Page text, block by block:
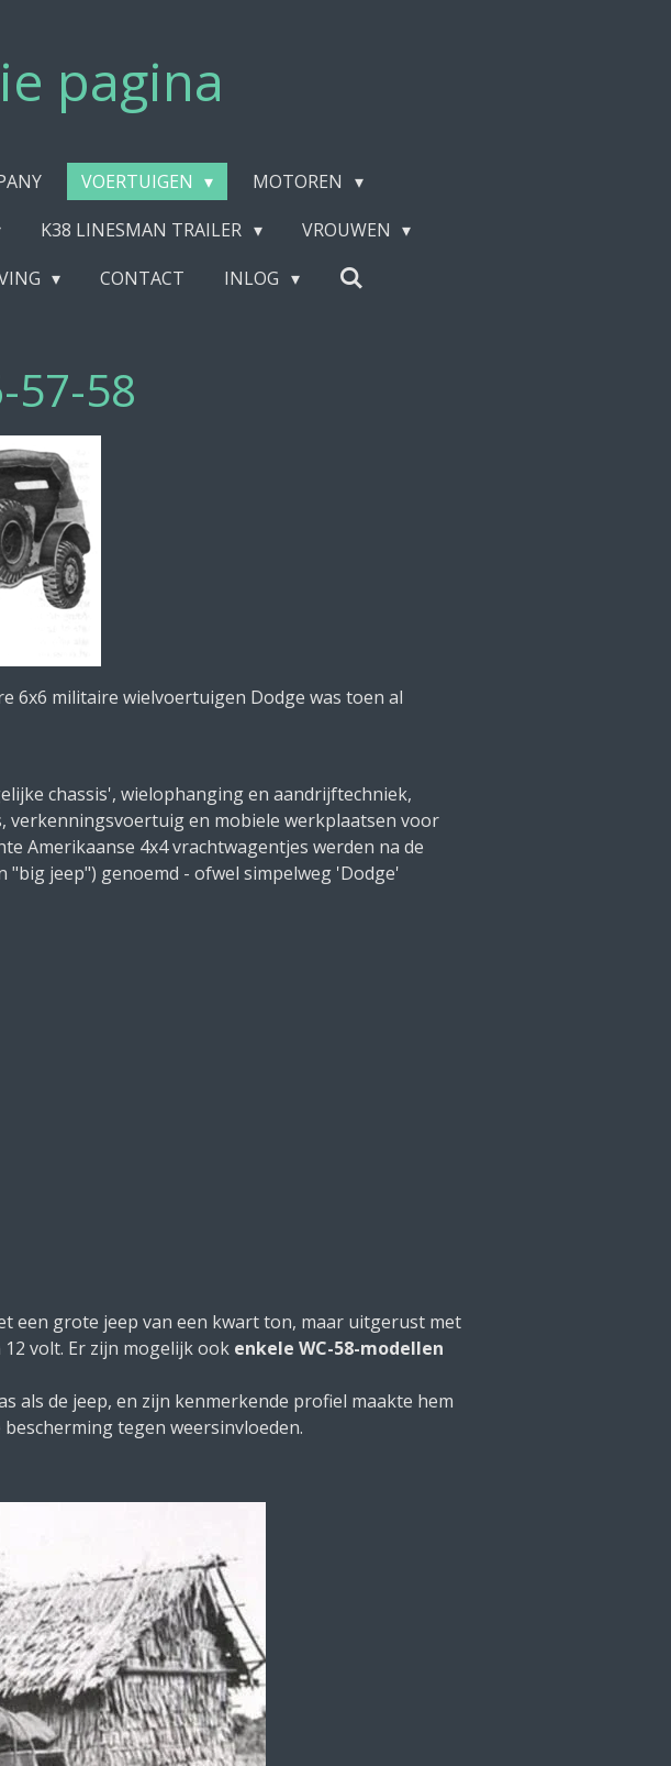
pagina
VOERTUIGEN
MOTOREN
K38 LINESMAN TRAILER
VROUWEN
CONTACT INLOG
57-58
6x6 militaire wielvoertuigen Dodge was toen al
chassis', wielophanging en aandrijftechniek,
verkenningsvoertuig en mobiele werkplaatsen voor
Amerikaanse 4x4 vrachtwagentjes werden na de
"big jeep") genoemd - ofwel simpelweg 'Dodge'
een grote jeep van een kwart ton, maar uitgerust met
volt. Er zijn mogelijk ook enkele WC-58-modellen
als de jeep, en zijn kenmerkende profiel maakte hem
tegen weersinvloeden.